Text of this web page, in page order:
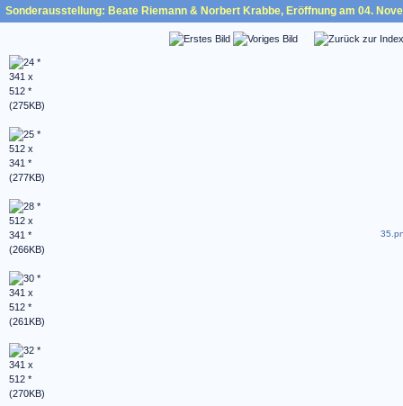
Sonderausstellung: Beate Riemann & Norbert Krabbe, Eröffnung am 04.